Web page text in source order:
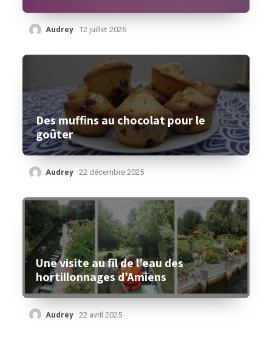
Audrey 12 juillet 2026
Des muffins au chocolat pour le
goûter
Audrey 22 décembre 2025
Une visite au fil de l’eau des
hortillonnages d’Amiens
Audrey 22 avril 2025